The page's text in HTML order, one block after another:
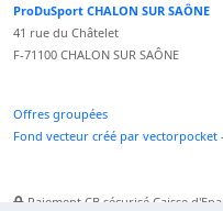
ProDuSport CHALON SUR SAÔNE
41 rue du Châtelet
F-71100 CHALON SUR SAÔNE
Offres groupées
Fond vecteur créé par vectorpocket
Paiement CB sécurisé